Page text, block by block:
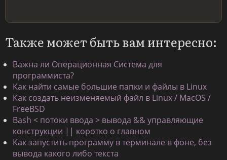
Также может быть вам интересно:
Важна ли Операционная Система для
программиста?
Как найти самые большие папки и файлы в Linux
Как создать неизменяемый файл в Linux / MacOS /
FreeBSD
Bash < потоки ввода > вывода && управляющие
конструкции || коротко о главном
Как запустить программу в терминале в фоне, без
вывода какого либо текста